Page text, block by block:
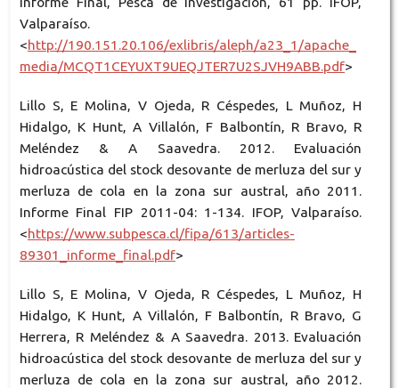
Valparaíso.
<http://190.151.20.106/exlibris/aleph/a23_1/apache_
media/MCQT1CEYUXT9UEQJTER7U2SJVH9ABB.pdf>
Lillo S, E Molina, V Ojeda, R Céspedes, L Muñoz, H
Hidalgo, K Hunt, A Villalón, F Balbontín, R Bravo, R
Meléndez & A Saavedra. 2012. Evaluación
hidroacústica del stock desovante de merluza del sur y
merluza de cola en la zona sur austral, año 2011.
Informe Final FIP 2011-04: 1-134. IFOP, Valparaíso.
<https://www.subpesca.cl/fipa/613/articles-
89301_informe_final.pdf>
Lillo S, E Molina, V Ojeda, R Céspedes, L Muñoz, H
Hidalgo, K Hunt, A Villalón, F Balbontín, R Bravo, G
Herrera, R Meléndez & A Saavedra. 2013. Evaluación
hidroacústica del stock desovante de merluza del sur y
merluza de cola en la zona sur austral, año 2012.